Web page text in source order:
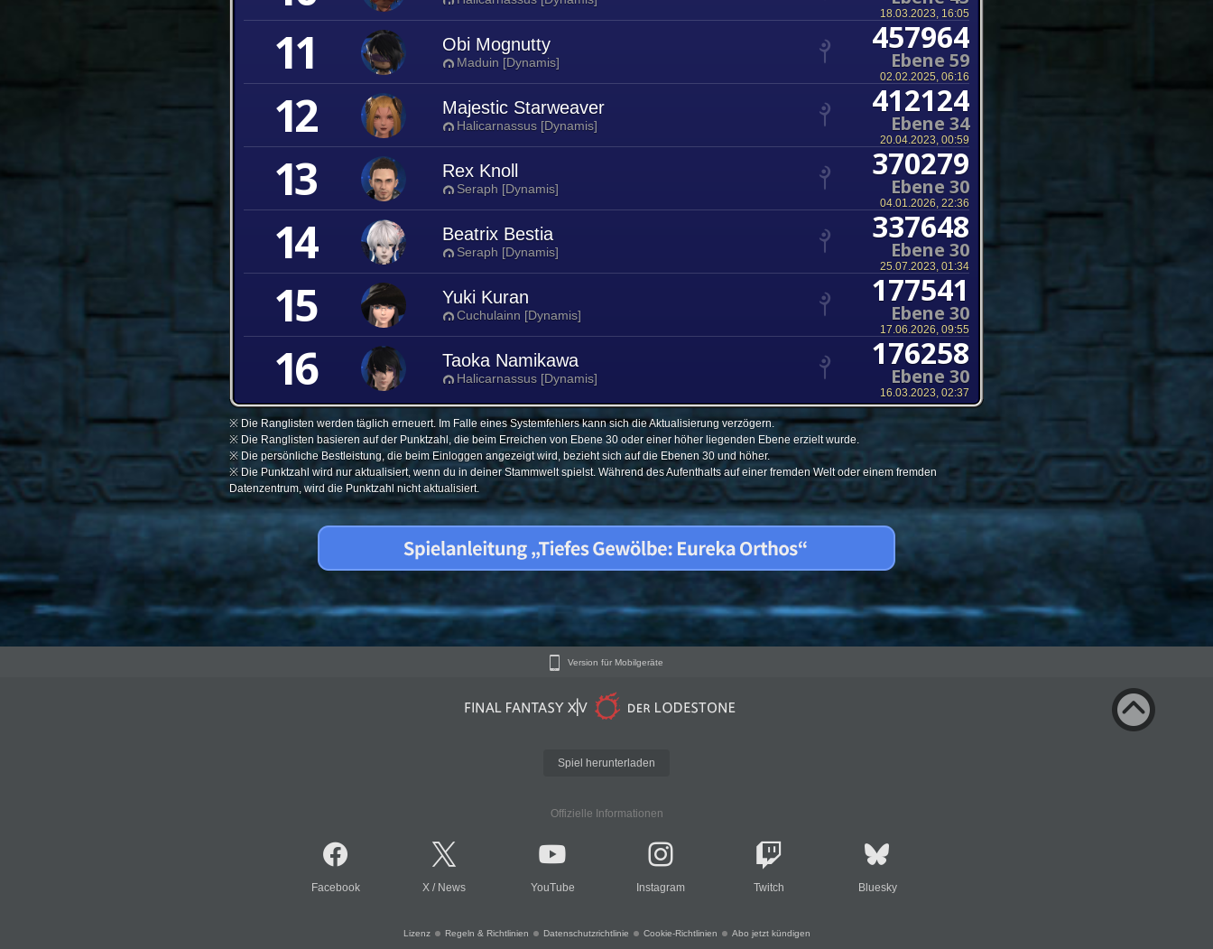
18.03.2023, 16:05
11 Obi Mognutty
Maduin [Dynamis]
457964
Ebene 59
02.02.2025, 06:16
12 Majestic Starweaver
Halicarnassus [Dynamis]
412124
Ebene 34
20.04.2023, 00:59
13 Rex Knoll
Seraph [Dynamis]
370279
Ebene 30
04.01.2026, 22:36
14 Beatrix Bestia
Seraph [Dynamis]
337648
Ebene 30
25.07.2023, 01:34
15 Yuki Kuran
Cuchulainn [Dynamis]
177541
Ebene 30
17.06.2026, 09:55
16 Taoka Namikawa
Halicarnassus [Dynamis]
176258
Ebene 30
16.03.2023, 02:37
※ Die Ranglisten werden täglich erneuert. Im Falle eines Systemfehlers kann sich die Aktualisierung verzögern.
※ Die Ranglisten basieren auf der Punktzahl, die beim Erreichen von Ebene 30 oder einer höher liegenden Ebene erzielt wurde.
※ Die persönliche Bestleistung, die beim Einloggen angezeigt wird, bezieht sich auf die Ebenen 30 und höher.
※ Die Punktzahl wird nur aktualisiert, wenn du in deiner Stammwelt spielst. Während des Aufenthalts auf einer fremden Welt oder einem fremden
Datenzentrum, wird die Punktzahl nicht aktualisiert.
Version für Mobilgeräte
Spiel herunterladen
Offizielle Informationen
Facebook X / News YouTube Instagram Twitch Bluesky
Lizenz Regeln & Richtlinien Datenschutzrichtlinie Cookie-Richtlinien Abo jetzt kündigen